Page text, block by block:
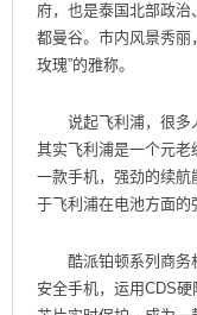
府，也是泰国北部政
都曼谷。市内风景秀丽
玫瑰”的雅称。
说起飞利浦，很多
其实飞利浦是一个元老
一款手机，强劲的续航
于飞利浦在电池方面
酷派铂顿系列商务
安全手机，运用CDS